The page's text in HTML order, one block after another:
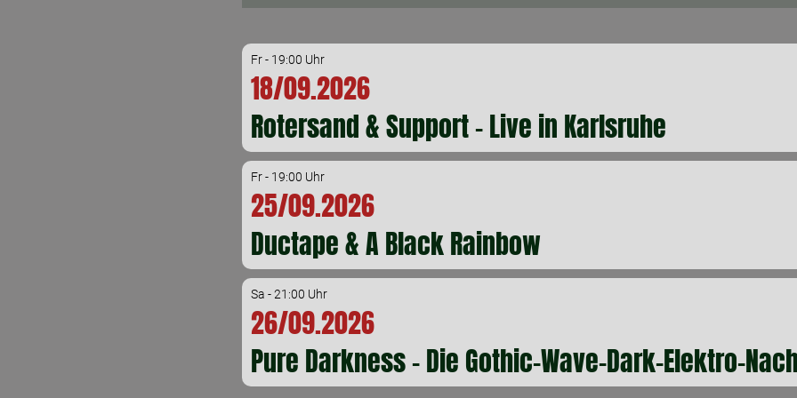
Fr - 19:00 Uhr
18/09.2026
Rotersand & Support - Live in Karlsruhe
Fr - 19:00 Uhr
25/09.2026
Ductape & A Black Rainbow
Sa - 21:00 Uhr
26/09.2026
Pure Darkness - Die Gothic-Wave-Dark-Elektro-